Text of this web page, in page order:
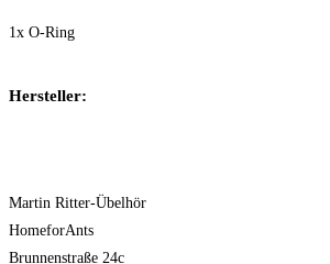
1x O-Ring
Hersteller:
Martin Ritter-Übelhör
HomeforAnts
Brunnenstraße 24c